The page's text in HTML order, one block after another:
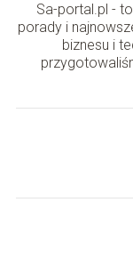
Sa-portal.pl -
porady i
biznesu i